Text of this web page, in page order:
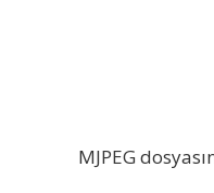
MJPEG